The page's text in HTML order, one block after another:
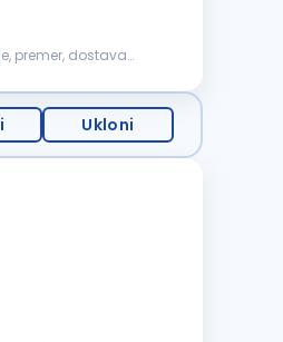
premer, dostava
Ukloni